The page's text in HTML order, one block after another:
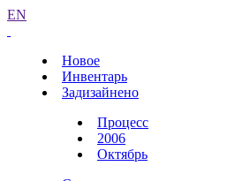
EN
Новое
Инвентарь
Задизайнено
Процесс
2006
Октябрь